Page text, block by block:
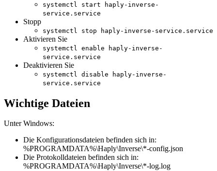
systemctl start haply-inverse-
service.service
Stopp
systemctl stop haply-inverse-service.service
Aktivieren Sie
systemctl enable haply-inverse-
service.service
Deaktivieren Sie
systemctl disable haply-inverse-
service.service
Wichtige Dateien
Unter Windows:
Die Konfigurationsdateien befinden sich in:
%PROGRAMDATA%\Haply\Inverse\*-config.json
Die Protokolldateien befinden sich in:
%PROGRAMDATA%\Haply\Inverse\*-log.log